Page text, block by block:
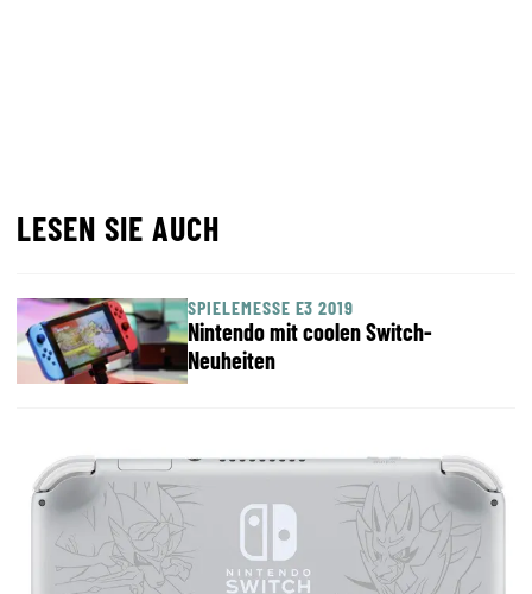
LESEN SIE AUCH
SPIELEMESSE E3 2019
Nintendo mit coolen Switch-
Neuheiten